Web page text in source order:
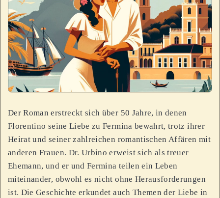
Der Roman erstreckt sich über 50 Jahre, in denen
Florentino seine Liebe zu Fermina bewahrt, trotz ihrer
Heirat und seiner zahlreichen romantischen Affären mit
anderen Frauen. Dr. Urbino erweist sich als treuer
Ehemann, und er und Fermina teilen ein Leben
miteinander, obwohl es nicht ohne Herausforderungen
ist. Die Geschichte erkundet auch Themen der Liebe in